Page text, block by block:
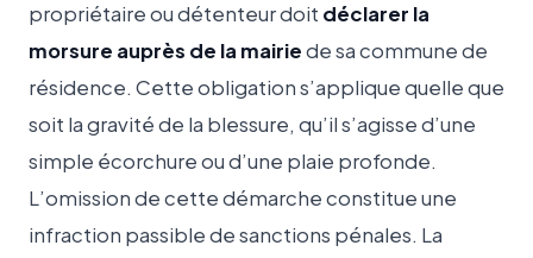
propriétaire ou détenteur doit déclarer la
morsure auprès de la mairiede sa commune de
résidence. Cette obligation s’applique quelle que
soit la gravité de la blessure, qu’il s’agisse d’une
simple écorchure ou d’une plaie profonde.
L’omission de cette démarche constitue une
infraction passible de sanctions pénales. La